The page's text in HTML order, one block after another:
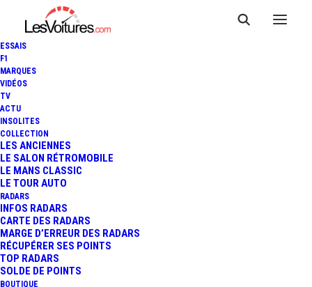
ESSAIS
F1
MARQUES
VIDÉOS
TV
ACTU
INSOLITES
COLLECTION
LES ANCIENNES
LE SALON RÉTROMOBILE
LE MANS CLASSIC
LE TOUR AUTO
RADARS
INFOS RADARS
CARTE DES RADARS
MARGE D’ERREUR DES RADARS
RÉCUPÉRER SES POINTS
TOP RADARS
SOLDE DE POINTS
BOUTIQUE
HVM STATUS GP N°30